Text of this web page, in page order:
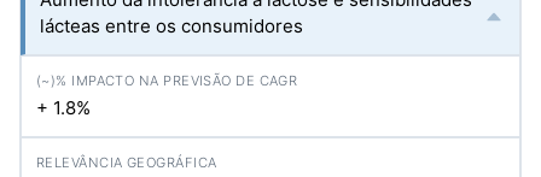
lácteas entre os consumidores
+ 1.8%